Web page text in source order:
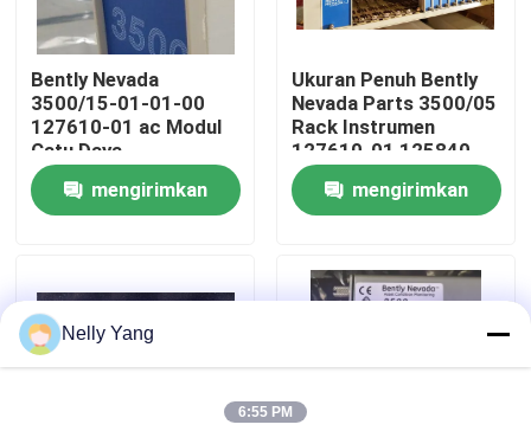
Kontrol Kualitas
Hubungi Kami
Berita
Suku Cadang PLC
Bagian Bently Nevada
Bently Nevada
3500/15-01-01-00
127610-01 ac Modul
Catu Daya
mengirimkan
Ukuran Penuh Bently
Nevada Parts 3500/05
Rack Instrumen
127610-01 125840-
01 / 125840-02
mengirimkan
Nelly Yang
6:55 PM